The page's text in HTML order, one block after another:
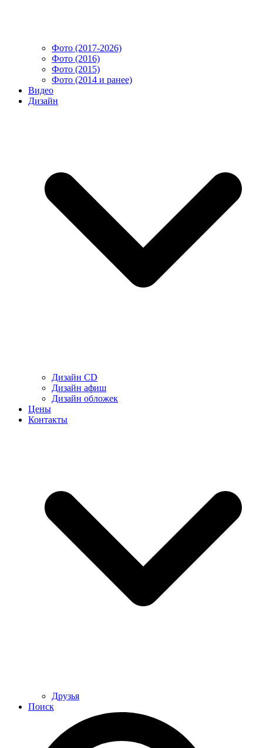
Фото (2017-2026)
Фото (2016)
Фото (2015)
Фото (2014 и ранее)
Видео
Дизайн
Дизайн CD
Дизайн афиш
Дизайн обложек
Цены
Контакты
Друзья
Поиск